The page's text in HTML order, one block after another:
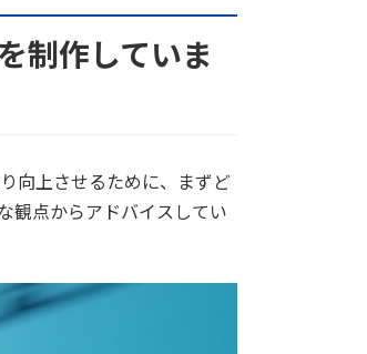
制作していま
向上させるために、まずど
観点からアドバイスしてい